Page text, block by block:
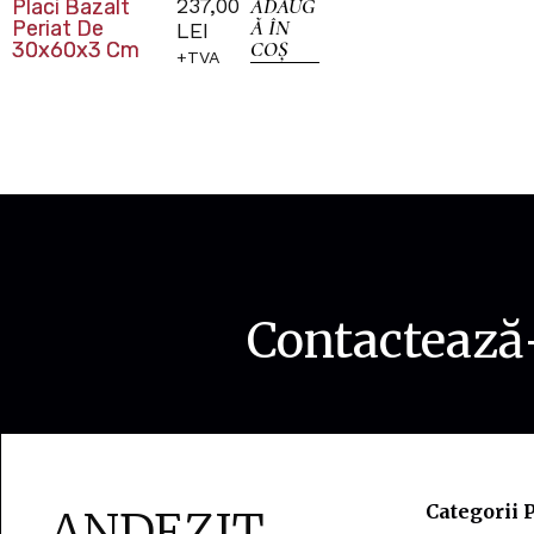
Placi Bazalt
Periat De
30x60x3 Cm
237,00
LEI
+TVA
ADAUG
Ă ÎN
COȘ
Categorii